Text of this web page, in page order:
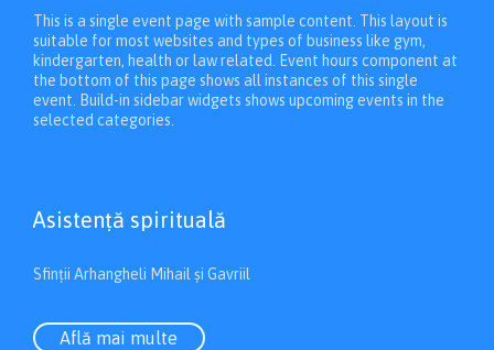
This is a single event page with sample content. This layout is
suitable for most websites and types of business like gym,
kindergarten, health or law related. Event hours component at
the bottom of this page shows all instances of this single
event. Build-in sidebar widgets shows upcoming events in the
selected categories.
Asistenţă spirituală
Sfinții Arhangheli Mihail și Gavriil
Află mai multe